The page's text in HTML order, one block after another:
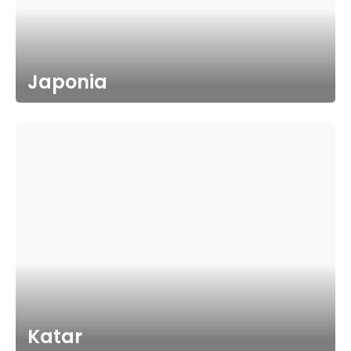
Japonia
Katar